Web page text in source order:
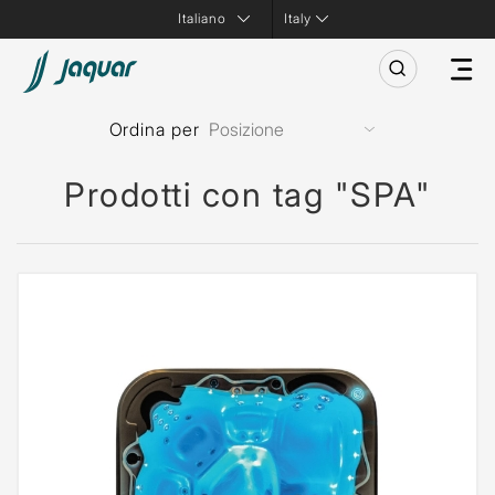
Italy
Prodotti con tag "SPA"
Ordina per